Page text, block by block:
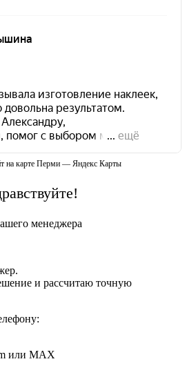
на карте Перми — Яндекс Карты
и рассчитаю точную
или MAX